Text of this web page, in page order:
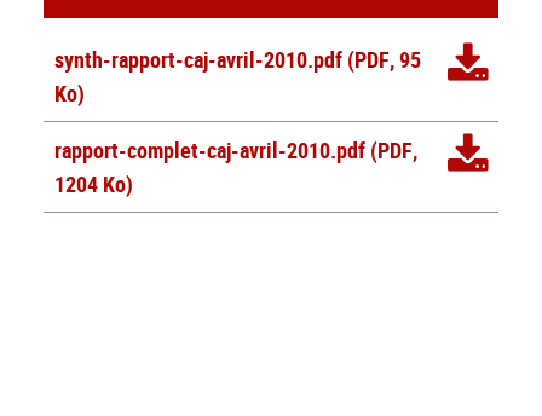
synth-rapport-caj-avril-2010.pdf (PDF, 95
Ko)
rapport-complet-caj-avril-2010.pdf (PDF,
1204 Ko)